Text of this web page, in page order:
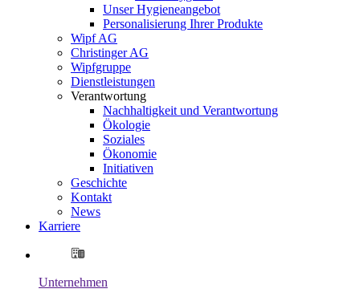
Unser Hygieneangebot
Personalisierung Ihrer Produkte
Wipf AG
Christinger AG
Wipfgruppe
Dienstleistungen
Verantwortung
Nachhaltigkeit und Verantwortung
Ökologie
Soziales
Ökonomie
Initiativen
Geschichte
Kontakt
News
Karriere
Unternehmen